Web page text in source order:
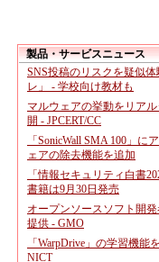
製品・サービスニュース
SNS投稿のリスクを疑似
レ」 - 学校向け教材も
マルウェアの挙動をリア
開 - JPCERT/CC
「SonicWall SMA 100」に
ェアの除去機能を追加
「情報セキュリティ白書
書籍は9月30日発売
オープンソースソフト開
提供 - GMO
「WarpDrive」の学習機能
NICT